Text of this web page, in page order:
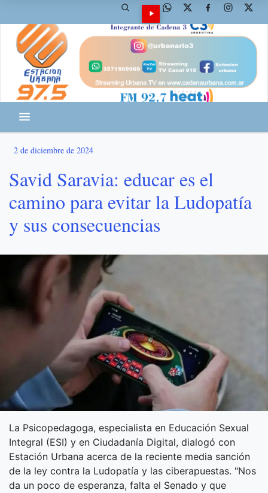
2 de diciembre de 2024
Savid Saravia: educar es el
camino para evitar la Ludopatía
y sus consecuencias
La Psicopedagoga, especialista en Educación Sexual
Integral (ESI) y en Ciudadanía Digital, dialogó con
Estación Urbana acerca de la reciente media sanción
de la ley contra la Ludopatía y las ciberapuestas. "Nos
da un poco de esperanza, falta el Senado y que